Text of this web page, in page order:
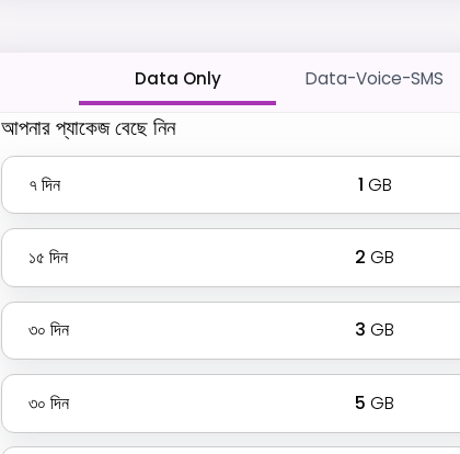
Data Only Data-Voice-SMS
আপনার প্যাকেজ বেছে নিন
৭দিন 1 GB
১৫ দিন 2 GB
৩০ দিন 3 GB
৩০ দিন 5 GB